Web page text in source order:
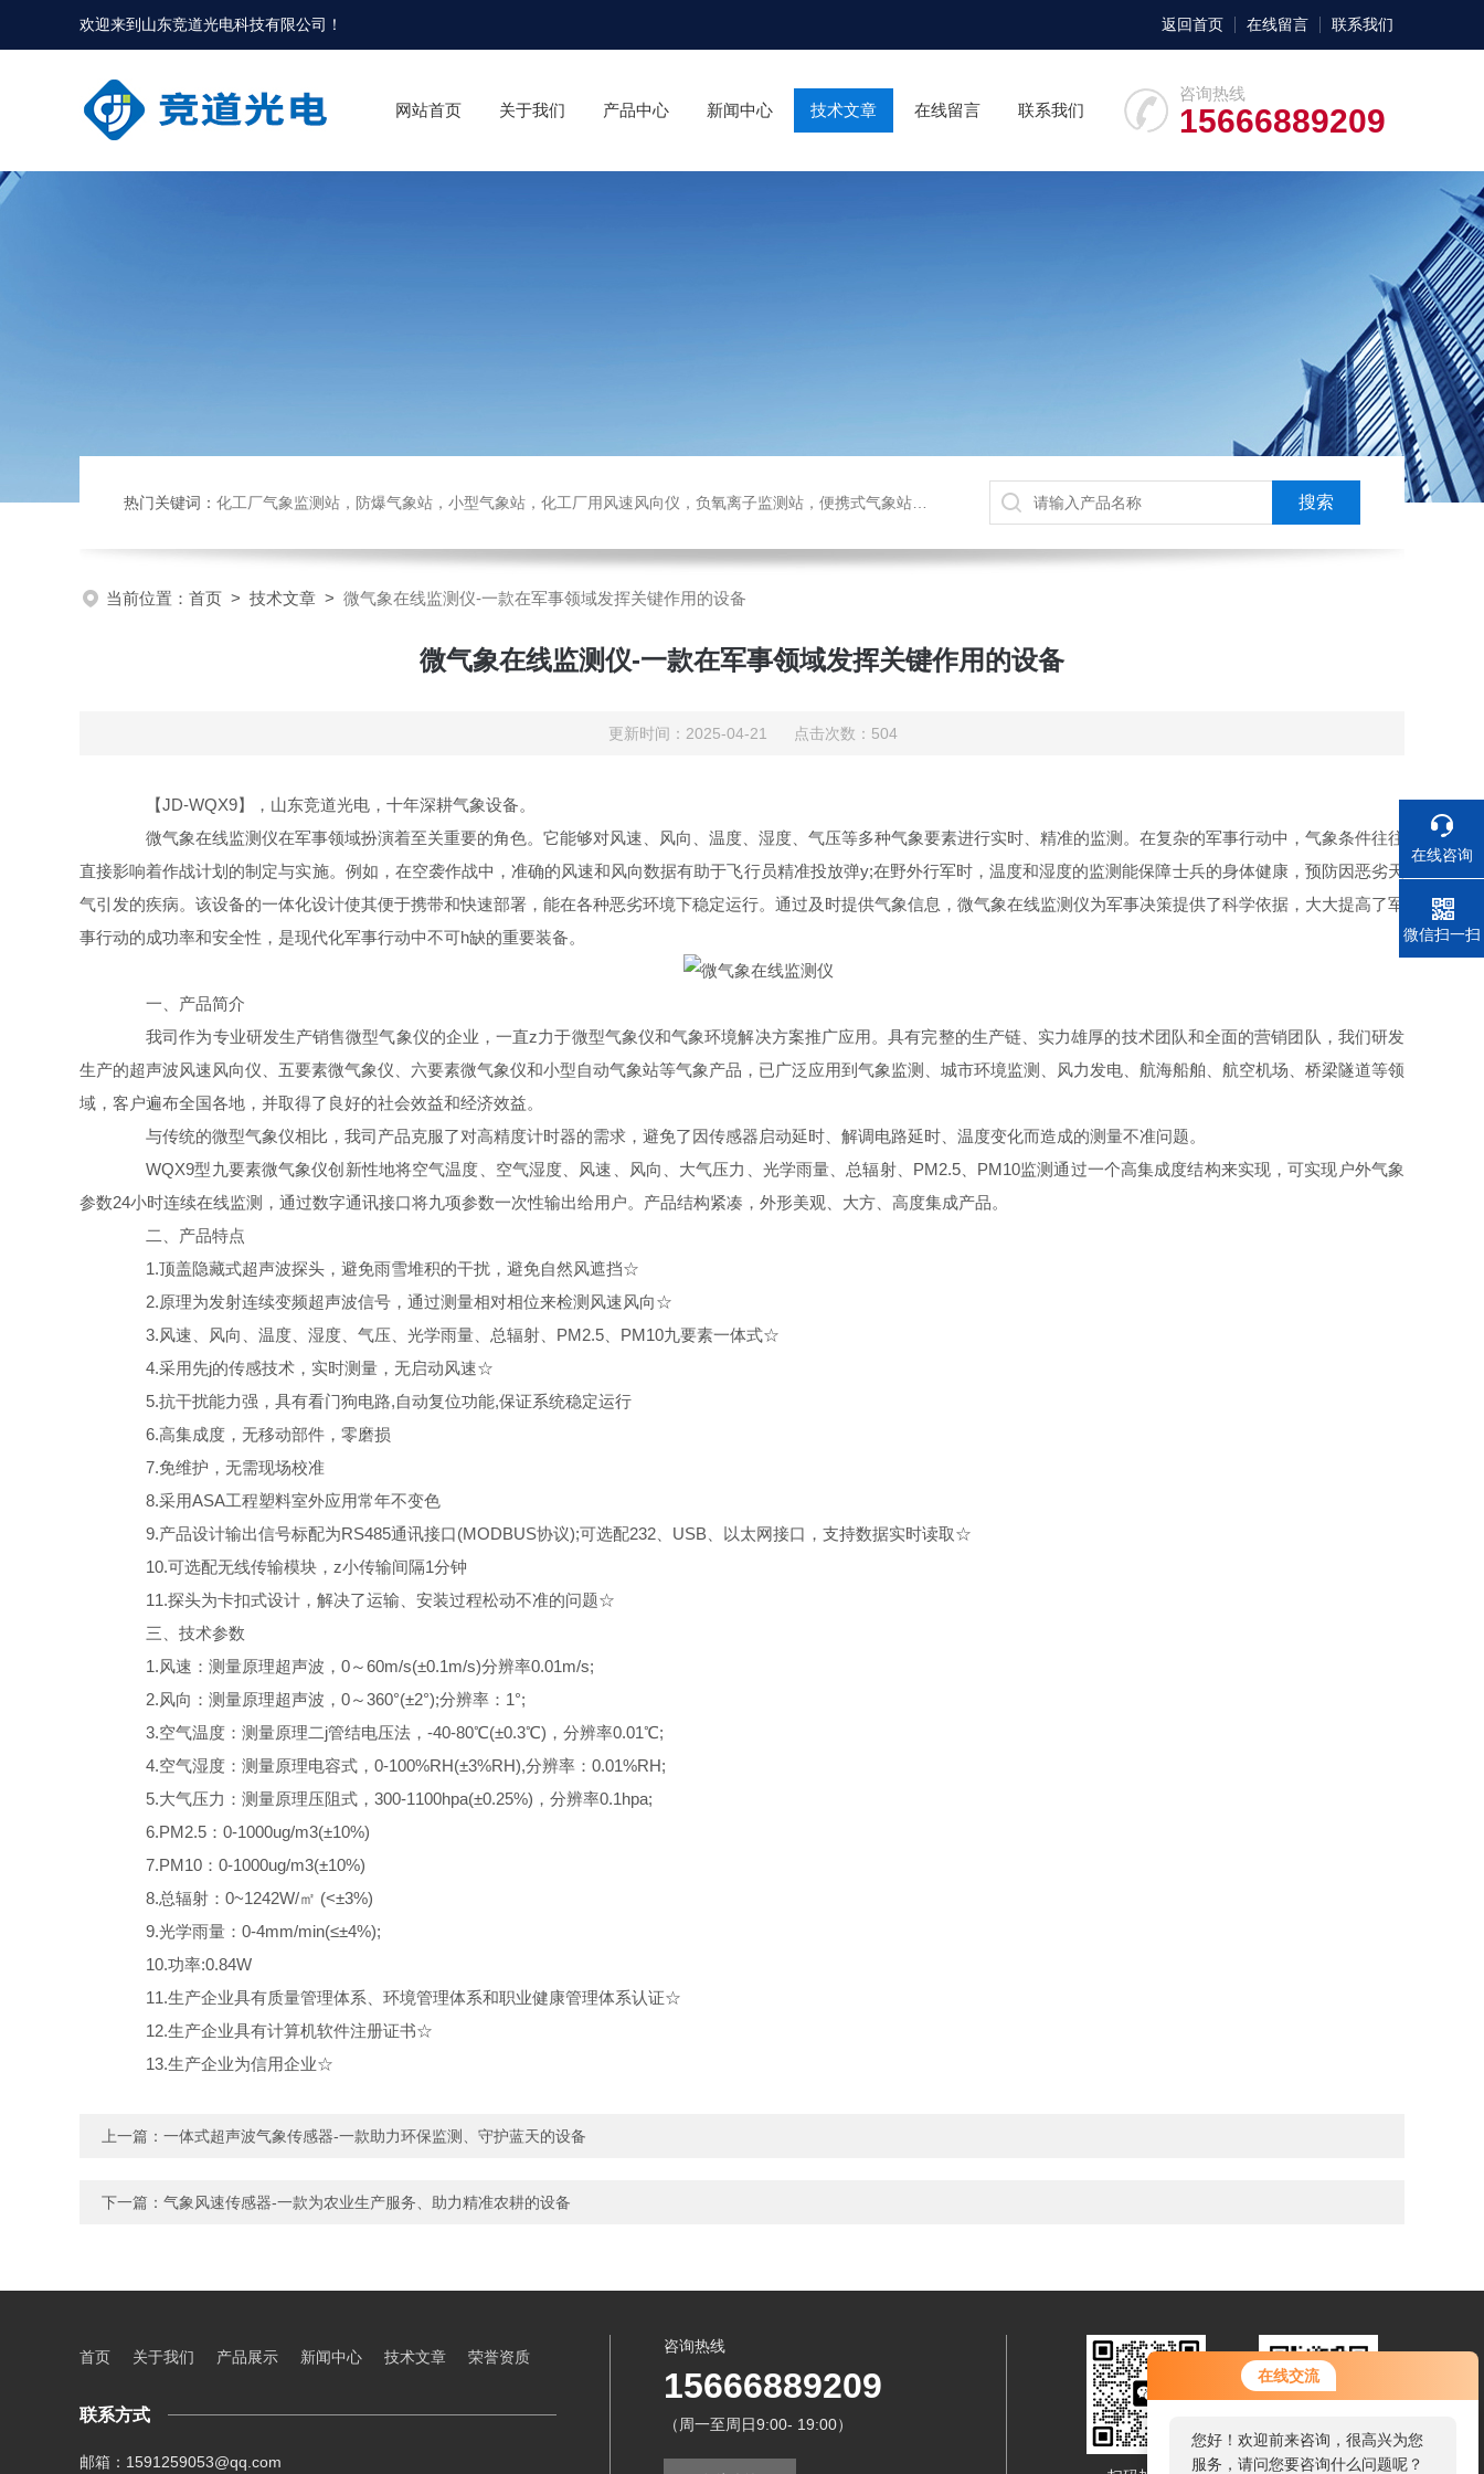
在线交流
您好！欢迎前来咨询，很高兴为您
服务，请问您要咨询什么问题呢？
欢迎来到 山东竞道光电科技有限公司 ！ 返回首页 在线留言 联系我们
咨询热线
15666889209
网站首页 关于我们 产品中心 新闻中心 技术文章 在线留言 联系我们
热门关键词： 化工厂气象监测站，防爆气象站，小型气象站，化工厂用风速风向仪，负氧离子监测站，便携式气象站，水位监测站
当前位置： 首页 > 技术文章 > 微气象在线监测仪-一款在军事领域发挥关键作用的设备
微气象在线监测仪-一款在军事领域发挥关键作用的设备
更新时间：2025-04-21 点击次数：504
【JD-WQX9】，山东竞道光电，十年深耕气象设备。
微气象在线监测仪在军事领域扮演着至关重要的角色。它能够对风速、风向、温度、湿度、气压等多种气象要素进行实时、精准的监测。在复杂的军事行动中，气象条件往往
直接影响着作战计划的制定与实施。例如，在空袭作战中，准确的风速和风向数据有助于飞行员精准投放弹y;在野外行军时，温度和湿度的监测能保障士兵的身体健康，预防因恶劣天
气引发的疾病。该设备的一体化设计使其便于携带和快速部署，能在各种恶劣环境下稳定运行。通过及时提供气象信息，微气象在线监测仪为军事决策提供了科学依据，大大提高了军
事行动的成功率和安全性，是现代化军事行动中不可h缺的重要装备。
一、产品简介
我司作为专业研发生产销售微型气象仪的企业，一直z力于微型气象仪和气象环境解决方案推广应用。具有完整的生产链、实力雄厚的技术团队和全面的营销团队，我们研发
生产的超声波风速风向仪、五要素微气象仪、六要素微气象仪和小型自动气象站等气象产品，已广泛应用到气象监测、城市环境监测、风力发电、航海船舶、航空机场、桥梁隧道等领
域，客户遍布全国各地，并取得了良好的社会效益和经济效益。
与传统的微型气象仪相比，我司产品克服了对高精度计时器的需求，避免了因传感器启动延时、解调电路延时、温度变化而造成的测量不准问题。
WQX9型九要素微气象仪创新性地将空气温度、空气湿度、风速、风向、大气压力、光学雨量、总辐射、PM2.5、PM10监测通过一个高集成度结构来实现，可实现户外气象
参数24小时连续在线监测，通过数字通讯接口将九项参数一次性输出给用户。产品结构紧凑，外形美观、大方、高度集成产品。
二、产品特点
1.顶盖隐藏式超声波探头，避免雨雪堆积的干扰，避免自然风遮挡☆
2.原理为发射连续变频超声波信号，通过测量相对相位来检测风速风向☆
3.风速、风向、温度、湿度、气压、光学雨量、总辐射、PM2.5、PM10九要素一体式☆
4.采用先j的传感技术，实时测量，无启动风速☆
5.抗干扰能力强，具有看门狗电路,自动复位功能,保证系统稳定运行
6.高集成度，无移动部件，零磨损
7.免维护，无需现场校准
8.采用ASA工程塑料室外应用常年不变色
9.产品设计输出信号标配为RS485通讯接口(MODBUS协议);可选配232、USB、以太网接口，支持数据实时读取☆
10.可选配无线传输模块，z小传输间隔1分钟
11.探头为卡扣式设计，解决了运输、安装过程松动不准的问题☆
三、技术参数
1.风速：测量原理超声波，0～60m/s(±0.1m/s)分辨率0.01m/s;
2.风向：测量原理超声波，0～360°(±2°);分辨率：1°;
3.空气温度：测量原理二j管结电压法，-40-80℃(±0.3℃)，分辨率0.01℃;
4.空气湿度：测量原理电容式，0-100%RH(±3%RH),分辨率：0.01%RH;
5.大气压力：测量原理压阻式，300-1100hpa(±0.25%)，分辨率0.1hpa;
6.PM2.5：0-1000ug/m3(±10%)
7.PM10：0-1000ug/m3(±10%)
8.总辐射：0~1242W/㎡ (<±3%)
9.光学雨量：0-4mm/min(≤±4%);
10.功率:0.84W
11.生产企业具有质量管理体系、环境管理体系和职业健康管理体系认证☆
12.生产企业具有计算机软件注册证书☆
13.生产企业为信用企业☆
上一篇： 一体式超声波气象传感器-一款助力环保监测、守护蓝天的设备
下一篇： 气象风速传感器-一款为农业生产服务、助力精准农耕的设备
首页 关于我们 产品展示 新闻中心 技术文章 荣誉资质
联系方式
邮箱：1591259053@qq.com
咨询热线
15666889209
（周一至周日9:00- 19:00）
在线咨询
电话
微信扫一扫